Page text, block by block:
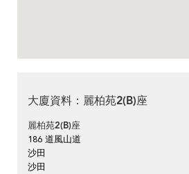
大廈資料：麗柏苑2(B)座
麗柏苑2(B)座
186 道風山道
沙田
沙田